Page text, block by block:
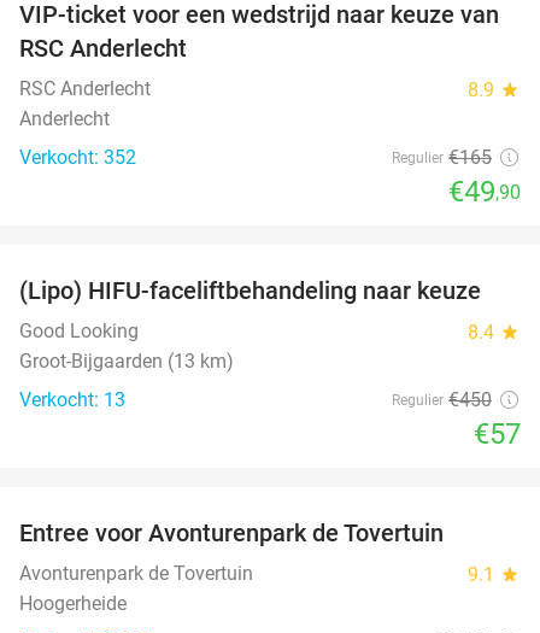
70%
VIP-ticket voor een wedstrijd naar keuze van
RSC Anderlecht
RSC Anderlecht 8.9 star
Anderlecht
Verkocht: 352
Regulier €165
€49,90
87%
(Lipo) HIFU-faceliftbehandeling naar keuze
Good Looking 8.4 star
Groot-Bijgaarden (13 km)
Verkocht: 13
Regulier €450
€57
Entree voor Avonturenpark de Tovertuin
Avonturenpark de Tovertuin 9.1 star
Hoogerheide